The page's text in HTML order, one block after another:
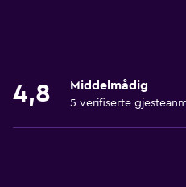
4,8 Middelmådig
5 verifiserte